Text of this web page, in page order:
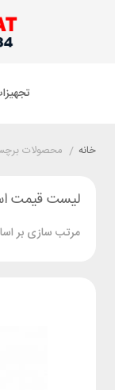
خانه / محصولات
لیست قیمت
مرتب سازی بر